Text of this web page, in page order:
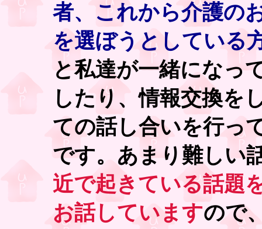
者、これから介護の
を選ぼうとしている
と私達が一緒になっ
したり、情報交換を
ての話し合いを行っ
です。あまり難しい
近で起きている話題
お話していますので